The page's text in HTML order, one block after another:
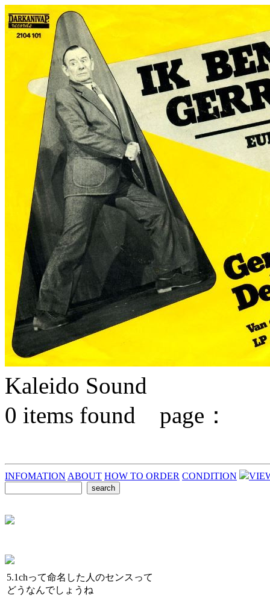
Kaleido Sound
0 items found page：
INFOMATION ABOUT HOW TO ORDER CONDITION
5.1chって命名した人のセンスって
どうなんでしょうね